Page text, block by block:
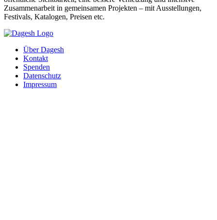
Zusammenarbeit in gemeinsamen Projekten – mit Ausstellungen,
Festivals, Katalogen, Preisen etc.
Über Dagesh
Kontakt
Spenden
Datenschutz
Impressum